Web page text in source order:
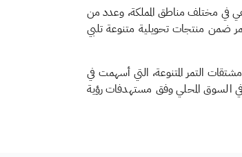
ضمّت أكثر من 10 شركات غذائية، وأكثر من 20 شركة من المطاعم والمقاهي في مختلف مناطق المملكة، وعدد من
ضمن منتجات تحويلية متنوعة تلبي
التمر المتنوعة، التي أسهمت في
في السوق المحلي وفق مستهدفات رؤية